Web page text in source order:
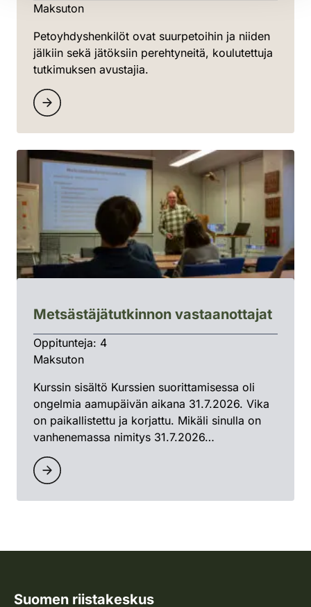
Maksuton
Petoyhdyshenkilöt ovat suurpetoihin ja niiden
jälkiin sekä jätöksiin perehtyneitä, koulutettuja
tutkimuksen avustajia.
Metsästäjätutkinnon vastaanottajat
Oppitunteja: 4
Maksuton
Kurssin sisältö Kurssien suorittamisessa oli
ongelmia aamupäivän aikana 31.7.2026. Vika
on paikallistettu ja korjattu. Mikäli sinulla on
vanhenemassa nimitys 31.7.2026…
Suomen riistakeskus